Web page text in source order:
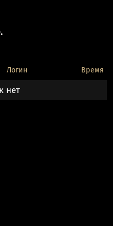
Логин Время
нет